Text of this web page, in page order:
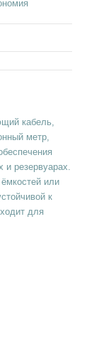
кабель,
метр,
и резервуарах.
или
к
для